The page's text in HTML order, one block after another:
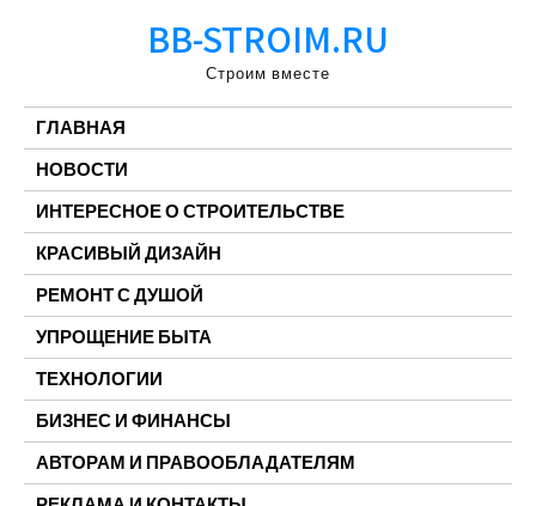
BB-STROIM.RU
Строим вместе
ГЛАВНАЯ
НОВОСТИ
ИНТЕРЕСНОЕ О СТРОИТЕЛЬСТВЕ
КРАСИВЫЙ ДИЗАЙН
РЕМОНТ С ДУШОЙ
УПРОЩЕНИЕ БЫТА
ТЕХНОЛОГИИ
БИЗНЕС И ФИНАНСЫ
АВТОРАМ И ПРАВООБЛАДАТЕЛЯМ